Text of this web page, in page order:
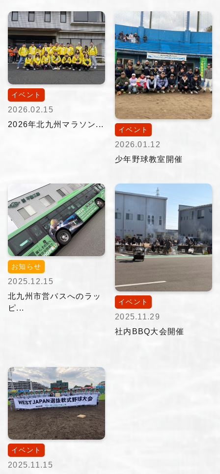
イベント
2026.02.15
2026年北九州マラソン...
イベント
2026.01.12
少年野球教室開催
お知らせ
2025.12.15
北九州市営バスへのラッ
ピ...
イベント
2025.11.29
社内BBQ大会開催
イベント
2025.11.15